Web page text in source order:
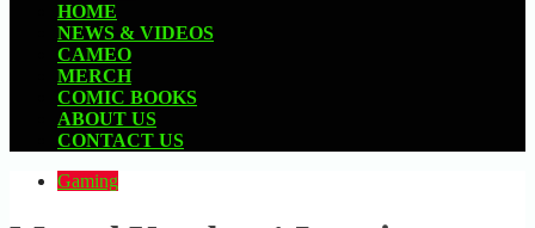
HOME
NEWS & VIDEOS
CAMEO
MERCH
COMIC BOOKS
ABOUT US
CONTACT US
Gaming